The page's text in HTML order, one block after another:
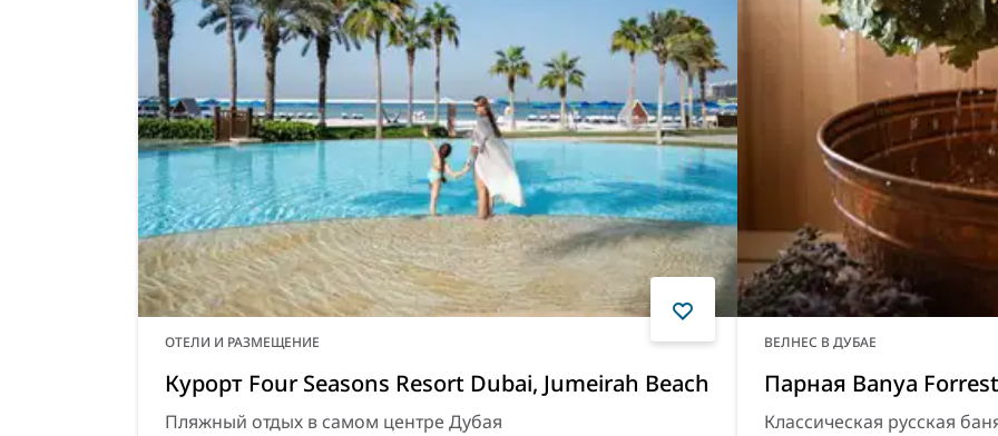
ОТЕЛИ И РАЗМЕЩЕНИЕ
Курорт Four Seasons Resort Dubai, Jumeirah Beach
Пляжный отдых в самом центре Дубая
ВЕЛНЕС В ДУБАЕ
Парная Banya Forrest
Классическая русская